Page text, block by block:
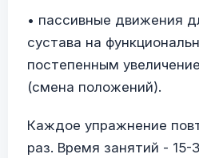
• пассивные движения
сустава на
постепенным
(смена положений).
Каждое упражнение
раз. Время занятий - 15-